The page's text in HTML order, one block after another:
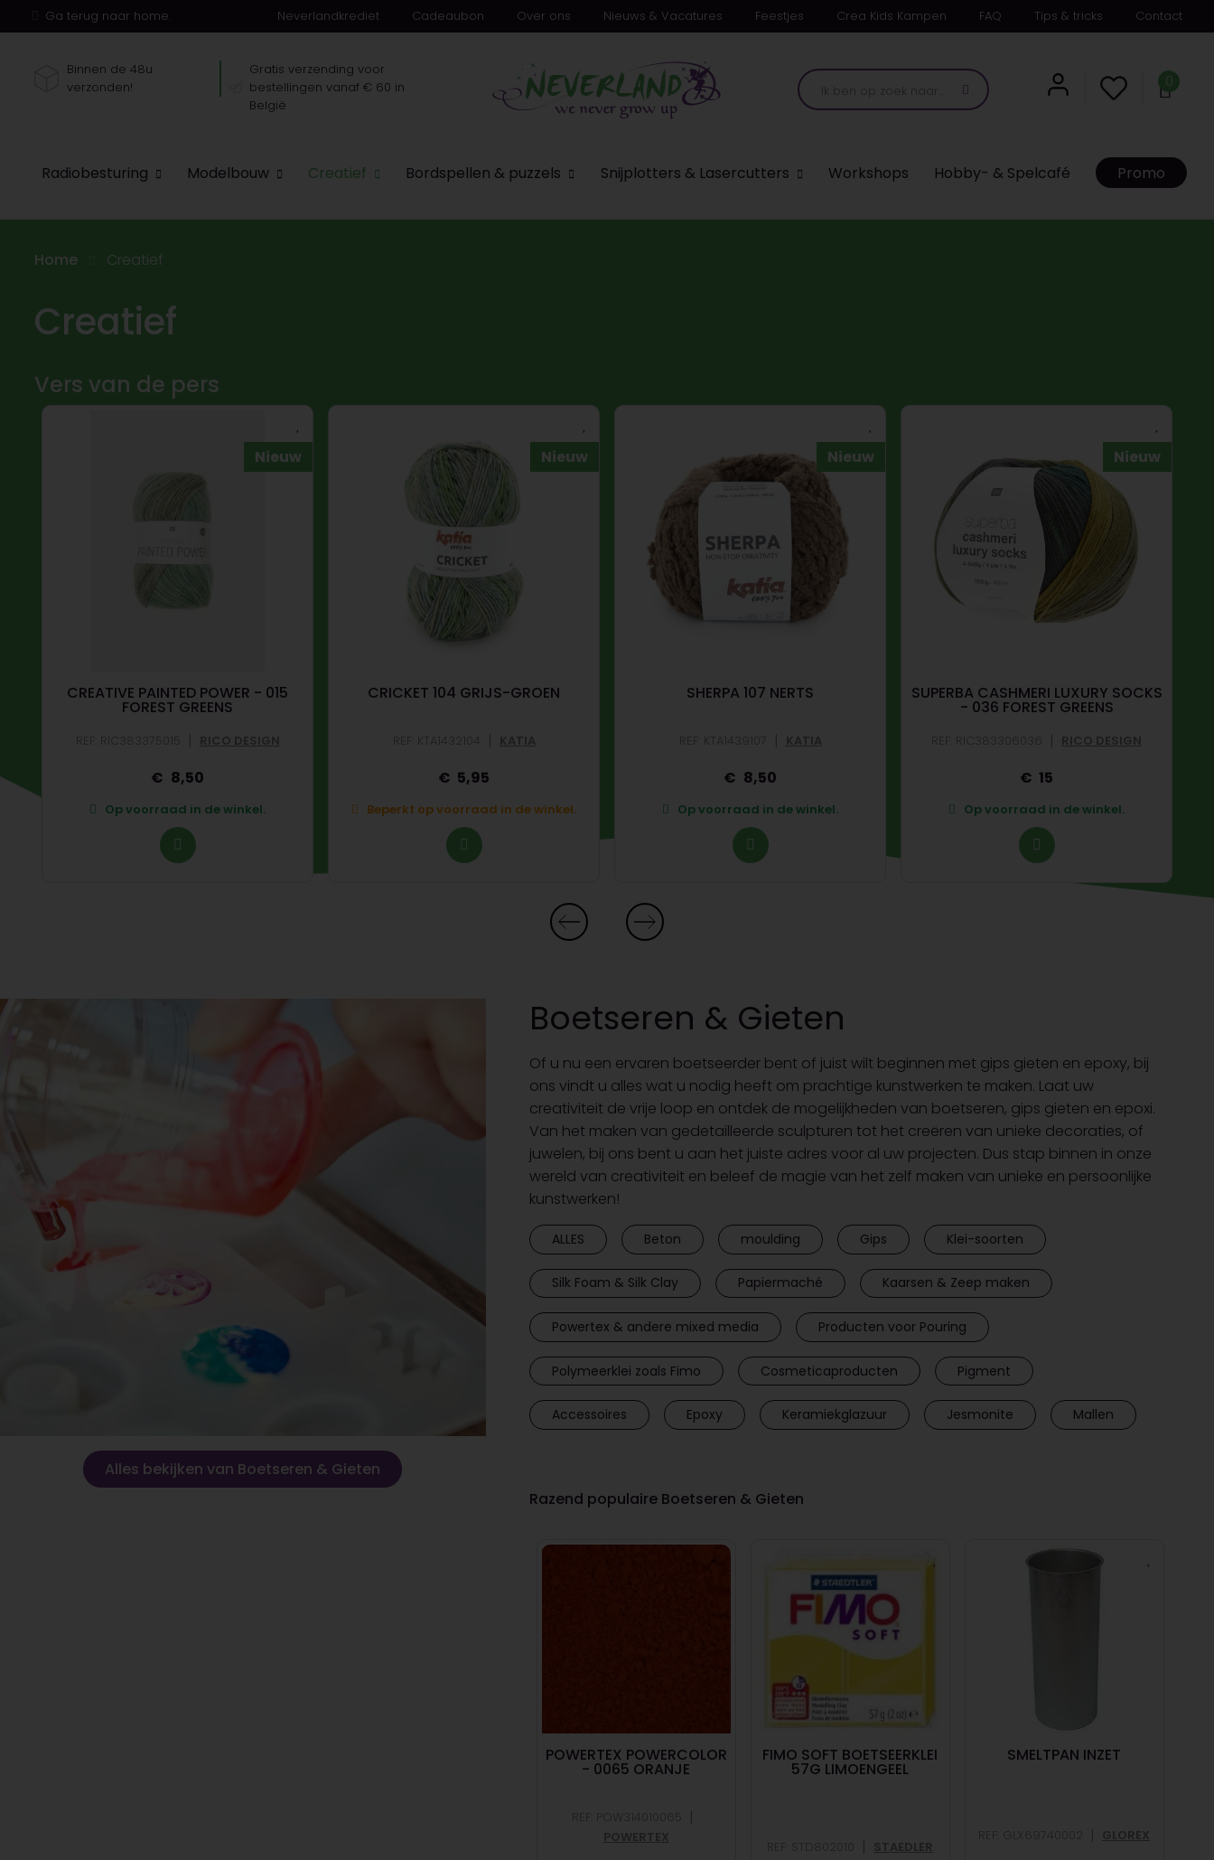
Ga terug naar home. Neverlandkrediet Cadeaubon Over ons Nieuws & Vacatures Feestjes Crea Kids Kampen FAQ Tips & tricks Contact
Binnen de 48u
verzonden!
Gratis verzending voor
bestellingen vanaf € 60 in
België
0
Radiobesturing Modelbouw Creatief Bordspellen & puzzels Snijplotters & Lasercutters Workshops Hobby- & Spelcafé Promo
Home Creatief
Creatief
Vers van de pers
Nieuw
CREATIVE PAINTED POWER - 015
FOREST GREENS
| RICO DESIGN
8,50
Op voorraad in de winkel.
Nieuw
CRICKET 104 GRIJS-GROEN
REF: KTA1432104 | KATIA
5,95
Beperkt op voorraad in de winkel.
Nieuw
SHERPA 107 NERTS
REF: KTA1439107 | KATIA
8,50
Op voorraad in de winkel.
Nieuw
SUPERBA CASHMERI LUXURY SOCKS
- 036 FOREST GREENS
| RICO DESIGN
15
Op voorraad in de winkel.
Alles bekijken van Boetseren & Gieten
Boetseren & Gieten
Of u nu een ervaren boetseerder bent of juist wilt beginnen met gips gieten en epoxy, bij
ons vindt u alles wat u nodig heeft om prachtige kunstwerken te maken. Laat uw
creativiteit de vrije loop en ontdek de mogelijkheden van boetseren, gips gieten en epoxi.
Van het maken van gedetailleerde sculpturen tot het creëren van unieke decoraties, of
juwelen, bij ons bent u aan het juiste adres voor al uw projecten. Dus stap binnen in onze
wereld van creativiteit en beleef de magie van het zelf maken van unieke en persoonlijke
kunstwerken!
ALLES Beton moulding Gips Klei-soorten
Silk Foam & Silk Clay Papiermaché Kaarsen & Zeep maken
Powertex & andere mixed media Producten voor Pouring
Polymeerklei zoals Fimo Cosmeticaproducten Pigment
Accessoires Epoxy Keramiekglazuur Jesmonite Mallen
Razend populaire Boetseren & Gieten
POWERTEX POWERCOLOR
- 0065 ORANJE
REF: POW314010065 |
POWERTEX
FIMO SOFT BOETSEERKLEI
57G LIMOENGEEL
REF: STD802010 | STAEDLER
SMELTPAN INZET
REF: GLX69740002 | GLOREX